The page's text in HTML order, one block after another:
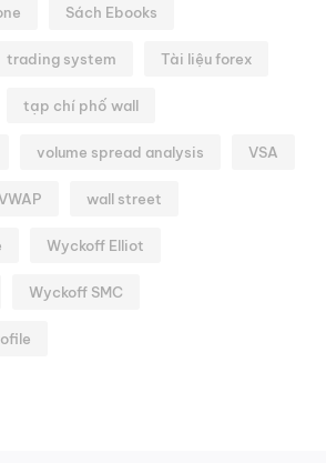
Sách Ebooks
trading system Tài liệu forex
tạp chí phố wall
volume spread analysis VSA
wall street
Wyckoff Elliot
Wyckoff SMC